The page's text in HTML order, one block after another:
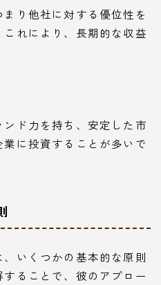
り他社に対する優位性を
れにより、長期的な収益
ド力を持ち、安定した市
に投資することが多いで
いくつかの基本的な原則
ることで、彼のアプロー